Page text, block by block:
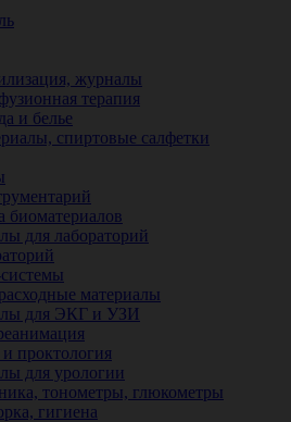
журналы
терапия
и белье
спиртовые салфетки
биоматериалов
для лабораторий
материалы
для ЭКГ и УЗИ
и проктология
для урологии
тонометры, глюкометры
гигиена